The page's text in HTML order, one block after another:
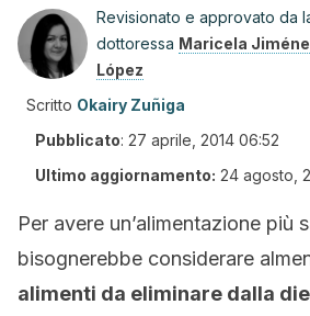
Revisionato e approvato da
dottoressa Maricela
López
Scritto Okairy Zuñiga
Pubblicato: 27 aprile, 2014 06:52
Ultimo aggiornamento: 24 agosto,
Per avere un’alimentazione più
bisognerebbe considerare
alimenti da eliminare dalla